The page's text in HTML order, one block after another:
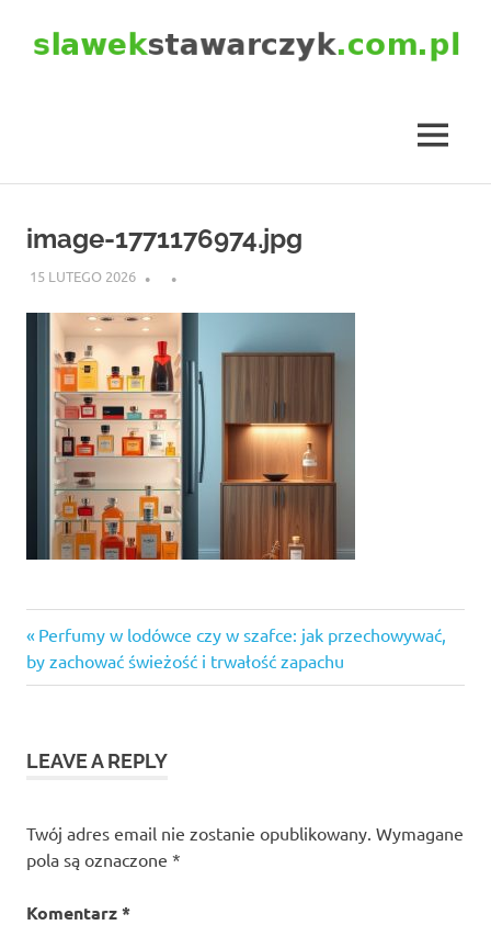
MENU
image-1771176974.jpg
15 LUTEGO 2026
Nawigacja
wpisu
Previous
Post:
Perfumy w lodówce czy w szafce: jak przechowywać,
by zachować świeżość i trwałość zapachu
LEAVE A REPLY
Twój adres email nie zostanie opublikowany. Wymagane
pola są oznaczone *
Komentarz*